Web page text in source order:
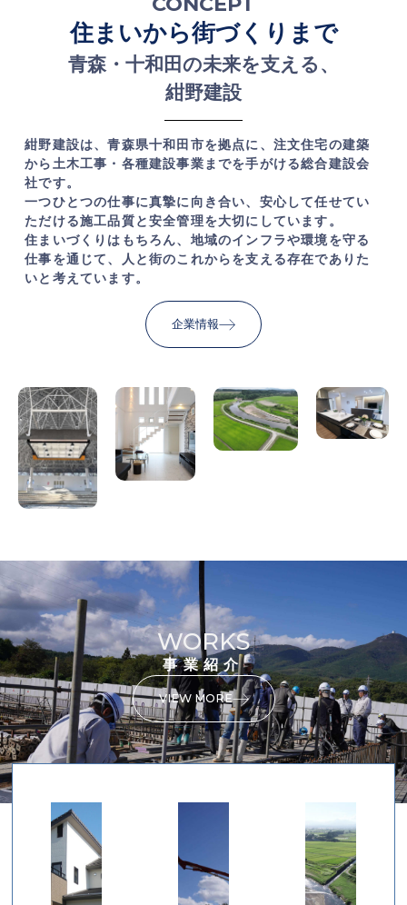
住まいから街づくりまで
青森・十和田の未来を支える、
紺野建設
紺野建設は、青森県十和田市を拠点に、注文住宅の建築
から土木工事・各種建設事業までを手がける総合建設会
社です。
一つひとつの仕事に真摯に向き合い、安心して任せてい
ただける施工品質と安全管理を大切にしています。
住まいづくりはもちろん、地域のインフラや環境を守る
仕事を通じて、人と街のこれからを支える存在でありた
いと考えています。
企業情報
WORKS
事業紹介
VIEW MORE